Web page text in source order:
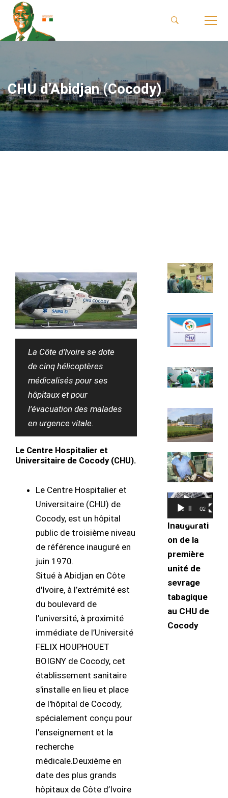
CHU d’Abidjan (Cocody)
La Côte d'Ivoire se dote
de cinq hélicoptères
médicalisés pour ses
hôpitaux et pour
l'évacuation des malades
en urgence vitale.
Le Centre Hospitalier et
Universitaire de Cocody (CHU).
Le Centre Hospitalier et
Universitaire (CHU) de
Cocody, est un hôpital
public de troisième niveau
de référence inauguré en
juin 1970.
Situé à Abidjan en Côte
d'Ivoire, à l’extrémité est
du boulevard de
l’université, à proximité
immédiate de l’Université
FELIX HOUPHOUET
BOIGNY de Cocody, cet
établissement sanitaire
s'installe en lieu et place
de l'hôpital de Cocody,
spécialement conçu pour
l'enseignement et la
recherche
médicale.Deuxième en
date des plus grands
hôpitaux de Côte d’Ivoire
Lecteur
vidéo00:00 02:16
Inaugurati
on de la
première
unité de
sevrage
tabagique
au CHU de
Cocody